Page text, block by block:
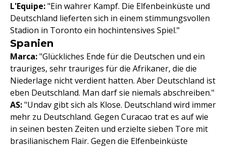
L'Equipe:"Ein wahrer Kampf. Die Elfenbeinküste und
Deutschland lieferten sich in einem stimmungsvollen
Stadion in Toronto ein hochintensives Spiel."
Spanien
Marca:"Glückliches Ende für die Deutschen und ein
trauriges, sehr trauriges für die Afrikaner, die die
Niederlage nicht verdient hatten. Aber Deutschland ist
eben Deutschland. Man darf sie niemals abschreiben."
AS:"Undav gibt sich als Klose. Deutschland wird immer
mehr zu Deutschland. Gegen Curacao trat es auf wie
in seinen besten Zeiten und erzielte sieben Tore mit
brasilianischem Flair. Gegen die Elfenbeinküste